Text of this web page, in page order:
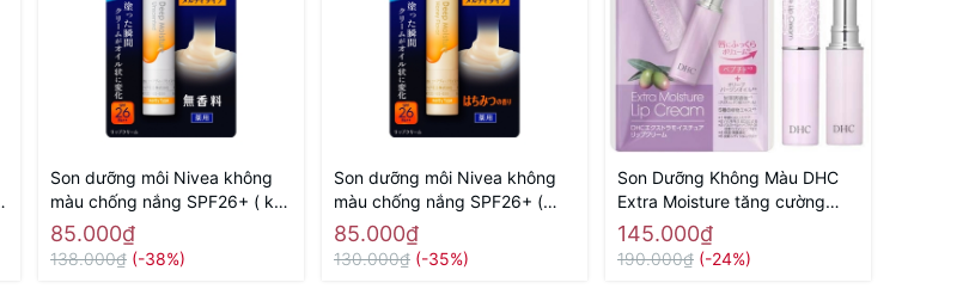
Son dưỡng môi Nivea không
màu chống nắng SPF26+ ( ko
mùi)
85.000₫
138.000₫ (-38%)
Son dưỡng môi Nivea không
màu chống nắng SPF26+ (
hương mật ong)
85.000₫
130.000₫ (-35%)
Son Dưỡng Không Màu DHC
Extra Moisture tăng cường
ẩm- Hàng Nhật nội địa
145.000₫
190.000₫ (-24%)